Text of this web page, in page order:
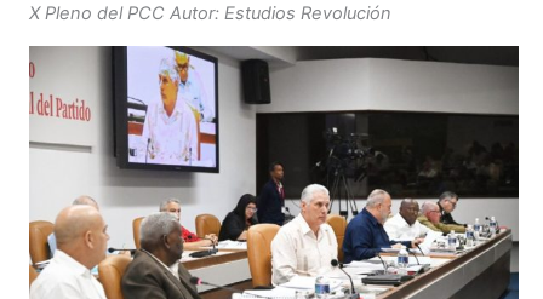
X Pleno del PCC Autor: Estudios Revolución